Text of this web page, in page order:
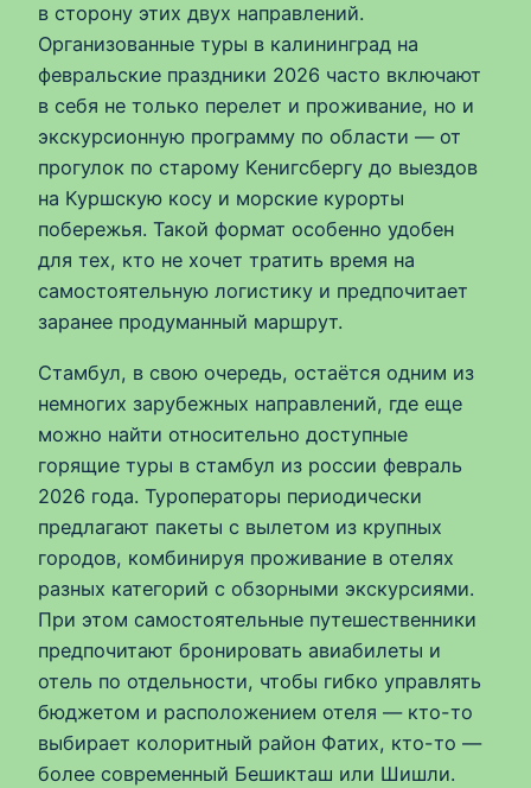
в сторону этих двух направлений.
Организованные туры в калининград на
февральские праздники 2026 часто включают
в себя не только перелет и проживание, но и
экскурсионную программу по области — от
прогулок по старому Кенигсбергу до выездов
на Куршскую косу и морские курорты
побережья. Такой формат особенно удобен
для тех, кто не хочет тратить время на
самостоятельную логистику и предпочитает
заранее продуманный маршрут.
Стамбул, в свою очередь, остаётся одним из
немногих зарубежных направлений, где еще
можно найти относительно доступные
горящие туры в стамбул из россии февраль
2026 года. Туроператоры периодически
предлагают пакеты с вылетом из крупных
городов, комбинируя проживание в отелях
разных категорий с обзорными экскурсиями.
При этом самостоятельные путешественники
предпочитают бронировать авиабилеты и
отель по отдельности, чтобы гибко управлять
бюджетом и расположением отеля — кто-то
выбирает колоритный район Фатих, кто-то —
более современный Бешикташ или Шишли.